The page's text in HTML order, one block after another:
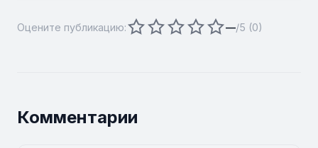
Оцените публикацию: —/5 (0)
Комментарии